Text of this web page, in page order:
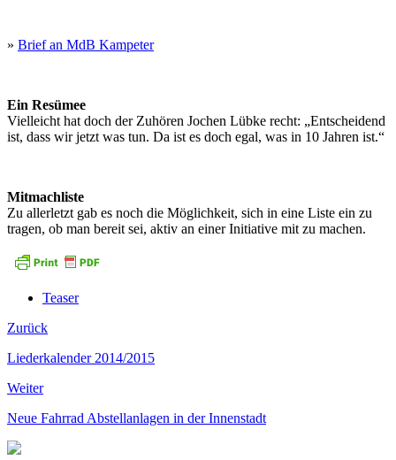
» Brief an MdB Kampeter
Ein Resümee
Vielleicht hat doch der Zuhören Jochen Lübke recht: „Entscheidend
ist, dass wir jetzt was tun. Da ist es doch egal, was in 10 Jahren ist.“
Mitmachliste
Zu allerletzt gab es noch die Möglichkeit, sich in eine Liste ein zu
tragen, ob man bereit sei, aktiv an einer Initiative mit zu machen.
Teaser
Zurück
Liederkalender 2014/2015
Weiter
Neue Fahrrad Abstellanlagen in der Innenstadt